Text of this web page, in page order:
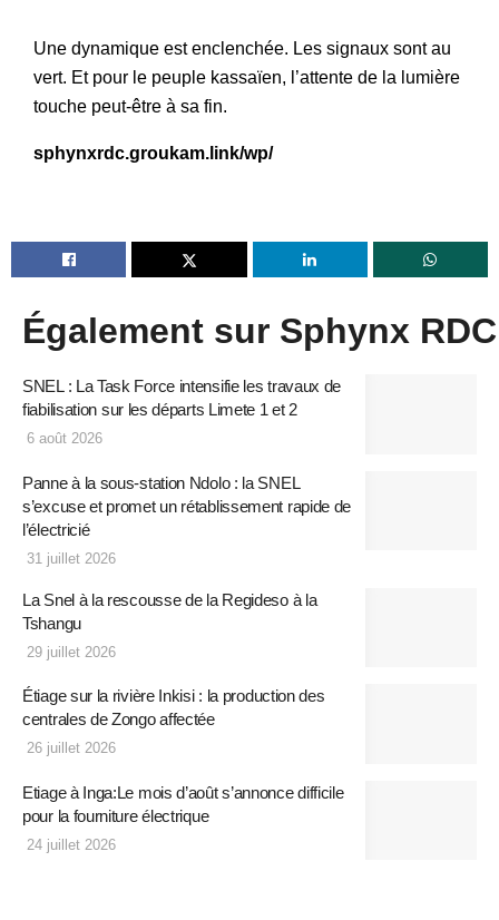
Une dynamique est enclenchée. Les signaux sont au
vert. Et pour le peuple kassaïen, l’attente de la lumière
touche peut-être à sa fin.
sphynxrdc.groukam.link/wp/
Également sur Sphynx RDC
SNEL : La Task Force intensifie les travaux de
fiabilisation sur les départs Limete 1 et 2
6 août 2026
Panne à la sous-station Ndolo : la SNEL
s’excuse et promet un rétablissement rapide de
l’électricié
31 juillet 2026
La Snel à la rescousse de la Regideso à la
Tshangu
29 juillet 2026
Étiage sur la rivière Inkisi : la production des
centrales de Zongo affectée
26 juillet 2026
Etiage à Inga:Le mois d’août s’annonce difficile
pour la fourniture électrique
24 juillet 2026